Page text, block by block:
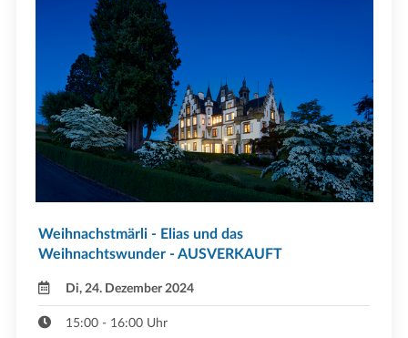
Weihnachstmärli - Elias und das
Weihnachtswunder - AUSVERKAUFT
Di, 24. Dezember 2024
15:00 - 16:00 Uhr